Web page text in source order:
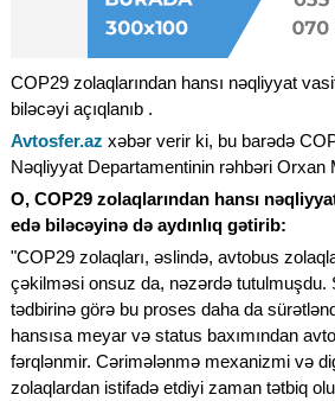
COP29 zolaqlarından hansı nəqliyyat
biləcəyi açıqlanıb .
Avtosfer.az xəbər verir ki, bu barədə
Nəqliyyat Departamentinin rəhbəri Orxan
O, COP29 zolaqlarından hansı
edə biləcəyinə də aydınlıq gətirib:
"COP29 zolaqları, əslində, avtobus
çəkilməsi onsuz da, nəzərdə tutulmuşdu.
tədbirinə görə bu proses daha da
hansısa meyar və status baxımından
fərqlənmir. Cərimələnmə mexanizmi və
zolaqlardan istifadə etdiyi zaman tətbiq